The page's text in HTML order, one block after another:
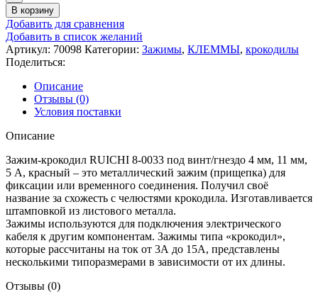
В корзину
Добавить для сравнения
Добавить в список желаний
Артикул: 70098 Категории: Зажимы, КЛЕММЫ, крокодилы
Поделиться:
Описание
Отзывы (0)
Условия поставки
Описание
Зажим-крокодил RUICHI 8-0033 под винт/гнездо 4 мм, 11 мм,
5 А, красный – это металлический зажим (прищепка) для
фиксации или временного соединения. Получил своё
название за схожесть с челюстями крокодила. Изготавливается
штамповкой из листового металла.
Зажимы используются для подключения электрического
кабеля к другим компонентам. Зажимы типа «крокодил»,
которые рассчитаны на ток от 3А до 15А, представлены
несколькими типоразмерами в зависимости от их длины.
Отзывы (0)